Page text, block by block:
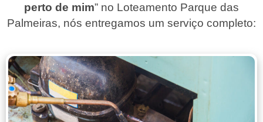
perto de mim” no Loteamento Parque das
Palmeiras, nós entregamos um serviço completo: